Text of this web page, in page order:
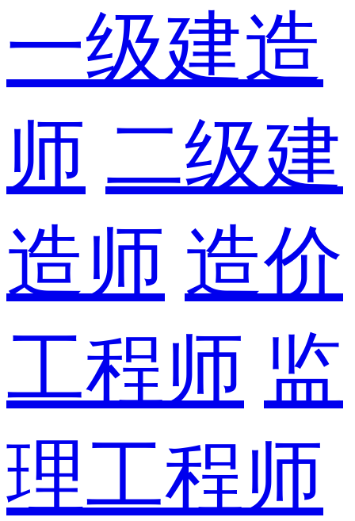
一级建造
师 二级建
造师 造价
工程师 监
理工程师